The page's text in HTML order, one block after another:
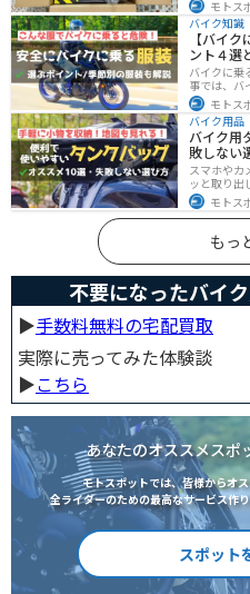
ト）なら手
けでOKな
てみたの
モトス
バイク知識
【バイ
ント４選
バイクに乗
事では、バ
けるべき服
けでなく、
事を読めば
ます。
モトス
バイク用品
バイク用
敗しない
スマホやカ
ッと取り出
中でも簡単
吸盤でつけ
はベルトを
モトス
もっ
不要になったバイ
▶︎手数料無料の宅配買取
実際に売ってみた体験談
▶︎こちら
あなたのオススメスポ
モトスポットでは、皆様からオ
全ライダーのための最高なサービス作
スポット